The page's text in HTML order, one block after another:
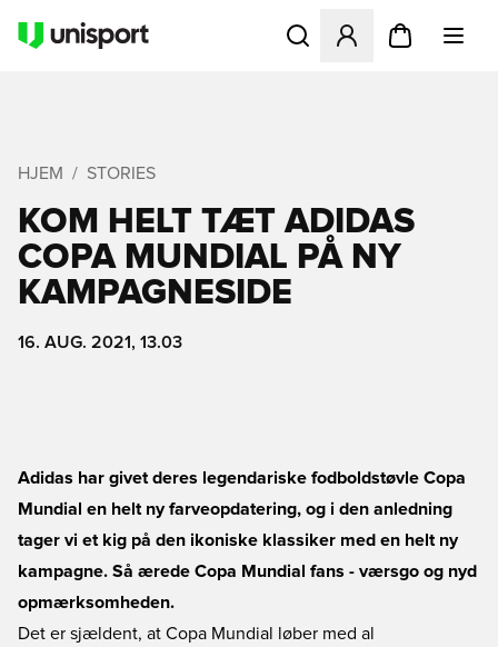
Åbner en Modal til at
HJEM STORIES
KOM HELT TÆT ADIDAS
COPA MUNDIAL PÅ NY
KAMPAGNESIDE
16. AUG. 2021, 13.03
Adidas har givet deres legendariske fodboldstøvle Copa
Mundial en helt ny farveopdatering, og i den anledning
tager vi et kig på den ikoniske klassiker med en helt ny
kampagne. Så ærede Copa Mundial fans - værsgo og nyd
opmærksomheden.
Det er sjældent, at Copa Mundial løber med al